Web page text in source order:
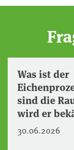
Was ist der
sind die
wird er
30.06.2026